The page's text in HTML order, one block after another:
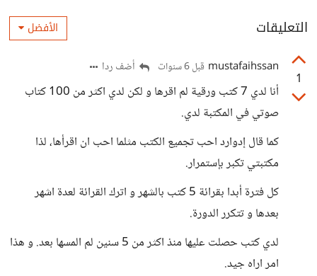
التعليقات الأفضل
1
mustafaihssan قبل 6 سنوات أضف ردا
أنا لدي 7 كتب ورقية لم اقرها و لكن لدي اكثر من 100 كتاب
صوتي في المكتبة لدي.
كما قال إدوارد احب تجميع الكتب مثلما احب ان اقرأها، لذا
مكتبتي تكبر بإستمرار.
كل فترة أبدا بقرائة 5 كتب بالشهر و اترك القرائة لعدة اشهر
بعدها و تتكرر الدورة.
لدي كتب حصلت عليها منذ اكثر من 5 سنين لم المسها بعد. و هذا
امر اراه جيد.